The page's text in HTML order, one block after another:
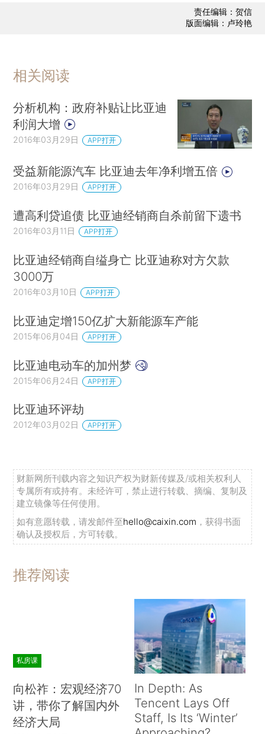
责任编辑：贺信
版面编辑：卢玲艳
相关阅读
分析机构：政府补贴让比亚迪
利润大增
2016年03月29日 APP打开
受益新能源汽车 比亚迪去年净利增五倍
2016年03月29日 APP打开
遭高利贷追债 比亚迪经销商自杀前留下遗书
2016年03月11日 APP打开
比亚迪经销商自缢身亡 比亚迪称对方欠款
3000万
2016年03月10日 APP打开
比亚迪定增150亿扩大新能源车产能
2015年06月04日 APP打开
比亚迪电动车的加州梦
2015年06月24日 APP打开
比亚迪环评劫
2012年03月02日 APP打开
财新网所刊载内容之知识产权为财新传媒及/或相关权利人
专属所有或持有。未经许可，禁止进行转载、摘编、复制及
建立镜像等任何使用。
如有意愿转载，请发邮件至hello@caixin.com ，获得书面
确认及授权后，方可转载。
推荐阅读
私房课
向松祚：宏观经济70
讲，带你了解国内外
经济大局
In Depth: As
Tencent Lays Off
Staff, Is Its ‘Winter’